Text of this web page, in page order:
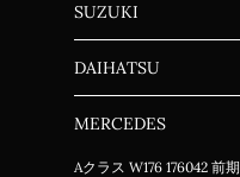
SUZUKI
DAIHATSU
MERCEDES
Aクラス W176 176042 前期